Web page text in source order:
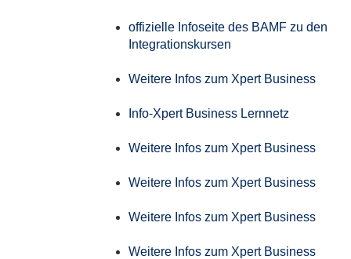
offizielle Infoseite des BAMF zu den
Integrationskursen
Weitere Infos zum Xpert Business
Info-Xpert Business Lernnetz
Weitere Infos zum Xpert Business
Weitere Infos zum Xpert Business
Weitere Infos zum Xpert Business
Weitere Infos zum Xpert Business